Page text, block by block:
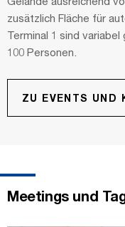
zusätzlich Fläche für
Terminal 1 sind
100 Personen.
ZU EVENTS UND
Meetings und